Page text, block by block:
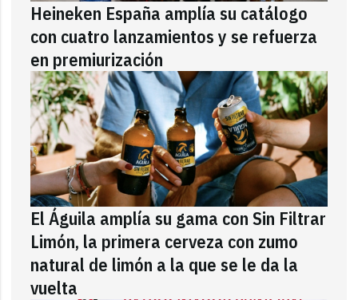
Heineken España amplía su catálogo
con cuatro lanzamientos y se refuerza
en premiurización
El Águila amplía su gama con Sin Filtrar
Limón, la primera cerveza con zumo
natural de limón a la que se le da la
vuelta